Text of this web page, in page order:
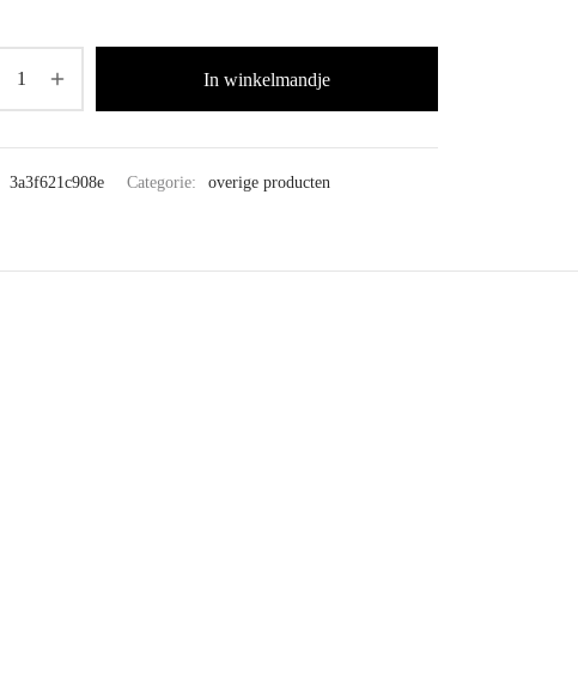
In winkelmandje
3a3f621c908e Categorie: overige producten